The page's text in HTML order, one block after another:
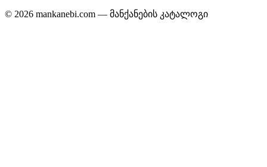
© 2026 mankanebi.com — მანქანების კატალოგი